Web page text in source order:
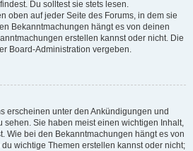
Du solltest sie stets lesen.
oben auf jeder Seite des Forums, in dem sie
Bekanntmachungen hängt es von deinen
erstellen kannst oder nicht. Die
Board-Administration vergeben.
erscheinen unter den Ankündigungen und
sehen. Sie haben meist einen wichtigen Inhalt,
Wie bei den Bekanntmachungen hängt es von
wichtige Themen erstellen kannst oder nicht;